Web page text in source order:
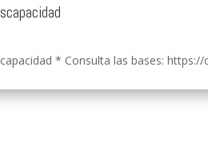
* Consulta las bases: